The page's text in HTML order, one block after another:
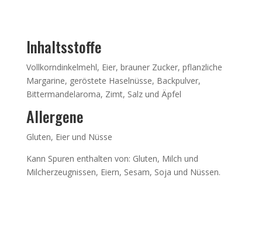
Inhaltsstoffe
Vollkorndinkelmehl, Eier, brauner Zucker, pflanzliche
Margarine, geröstete Haselnüsse, Backpulver,
Bittermandelaroma, Zimt, Salz und Äpfel
Allergene
Gluten, Eier und Nüsse
Kann Spuren enthalten von: Gluten, Milch und
Milcherzeugnissen, Eiern, Sesam, Soja und Nüssen.